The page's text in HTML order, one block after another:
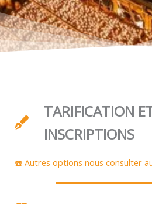
TARIFICATION
INSCRIPTIONS
☎️ Autres options nous consulter